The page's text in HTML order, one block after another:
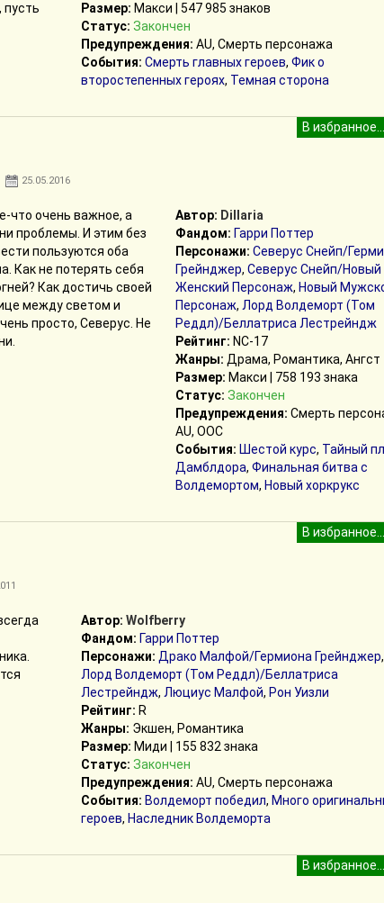
пусть
Размер: Макси | 547 985 знаков
Статус: Закончен
Предупреждения: AU, Смерть персонажа
События: Смерть главных героев, Фик о
второстепенных героях, Темная сторона
25.05.2016
что очень важное, а
проблемы. И этим без
пользуются оба
Как не потерять себя
Как достичь своей
между светом и
просто, Северус. Не
Автор: Dillaria
Фандом: Гарри Поттер
Персонажи: Северус Снейп/
Грейнджер, Северус Снейп/Новый
Женский Персонаж, Новый
Персонаж, Лорд Волдеморт (Том
Реддл)/Беллатриса Лестрейндж
Рейтинг: NC-17
Жанры: Драма, Романтика, Ангст
Размер: Макси | 758 193 знака
Статус: Закончен
Предупреждения: Смерть
AU, ООС
События: Шестой курс, Тайный
Дамблдора, Финальная битва с
Волдемортом, Новый хоркрукс
Автор: Wolfberry
Фандом: Гарри Поттер
Персонажи: Драко Малфой/Гермиона Грейнджер,
Лорд Волдеморт (Том Реддл)/Беллатриса
Лестрейндж, Люциус Малфой, Рон Уизли
Рейтинг: R
Жанры: Экшен, Романтика
Размер: Миди | 155 832 знака
Статус: Закончен
Предупреждения: AU, Смерть персонажа
События: Волдеморт победил, Много
героев, Наследник Волдеморта